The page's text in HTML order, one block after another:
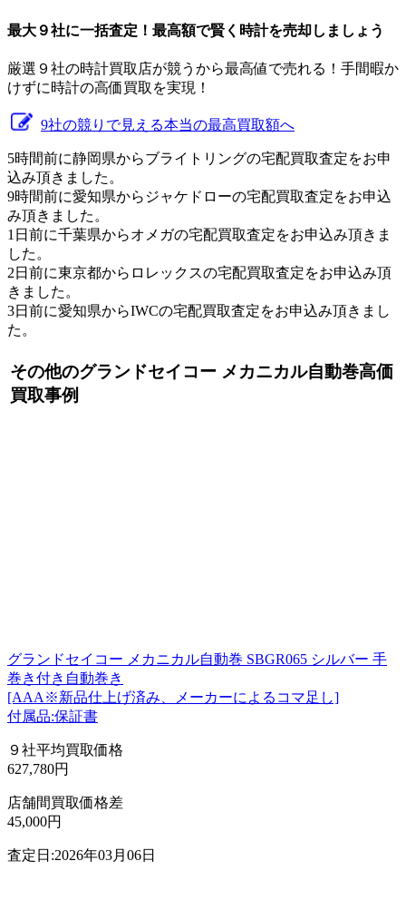
最大９社に一括査定！ 最高額で賢く時計を売却しましょう
厳選９社の時計買取店が競うから最高値で売れる！手間暇か
けずに時計の高価買取を実現！
9社の競りで見える本当の最高買取額へ
5時間前に静岡県からブライトリングの宅配買取査定をお申
込み頂きました。
9時間前に愛知県からジャケドローの宅配買取査定をお申込
み頂きました。
1日前に千葉県からオメガの宅配買取査定をお申込み頂きま
した。
2日前に東京都からロレックスの宅配買取査定をお申込み頂
きました。
3日前に愛知県からIWCの宅配買取査定をお申込み頂きまし
た。
その他のグランドセイコー メカニカル自動巻高価
買取事例
グランドセイコー メカニカル自動巻 SBGR065 シルバー 手
巻き付き自動巻き
[AAA※新品仕上げ済み、メーカーによるコマ足し]
付属品:保証書
９社平均買取価格
627,780円
店舗間買取価格差
45,000円
査定日:2026年03月06日